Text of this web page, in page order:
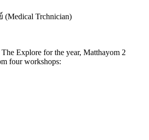
Trchnician)
Explore for the year, Matthayom 2
four workshops: